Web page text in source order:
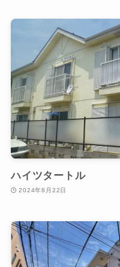
ハイツタートル
2024年8月22日